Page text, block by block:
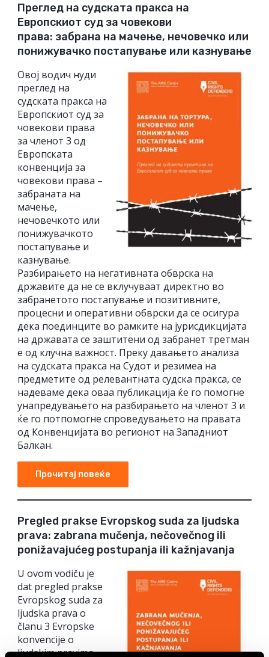
Преглед на судската пракса на
Европскиот суд за човекови
права: забрана на мачење, нечовечко или
понижувачкo постапување или казнување
Овој водич нуди
преглед на
судската пракса на
Европскиот суд за
човекови права
за членот 3 од
Европската
конвенција за
човекови права –
забраната на
мачење,
нечовечкото или
понижувачкото
постапување и
казнување.
Разбирањето на негативната обврска на
државите да не се вклучуваат директно во
забранетото постапување и позитивните,
процесни и оперативни обврски да се осигура
дека поединците во рамките на јурисдикцијата
на државата се заштитени од забранет третман
е од клучна важност. Преку давањето анализа
на судската пракса на Судот и резимеа на
предметите од релевантната судска пракса, се
надеваме дека оваа публикација ќе го помогне
унапредувањето на разбирањето на членот 3 и
ќе го потпомогне спроведувањето на правата
од Конвенцијата во регионот на Западниот
Балкан.
Прочитај повеќе
Pregled prakse Evropskog suda za ljudska
prava: zabrana mučenja, nečovečnog ili
ponižavajućeg postupanja ili kažnjavanja
U ovom vodiču je
dat pregled prakse
Evropskog suda za
ljudska prava o
članu 3 Evropske
konvencije o
ljudskim pravima